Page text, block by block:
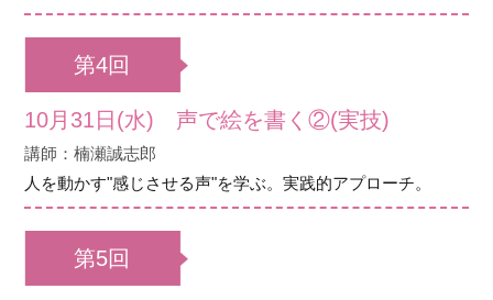
第4回
10月31日(水) 声で絵を書く②(実技)
講師：楠瀬誠志郎
人を動かす"感じさせる声"を学ぶ。実践的アプローチ。
第5回